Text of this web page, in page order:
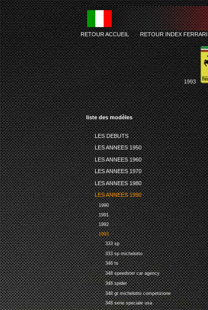
liste des modèles
LES DEBUTS
LES ANNEES 1950
LES ANNEES 1960
LES ANNEES 1970
LES ANNEES 1980
LES ANNEES 1990
1990
1991
1992
1993
333 sp
333 sp michelotto
348 ts
348 speedster car agency
348 spider
348 gt michelotto competizione
348 serie speciale usa
RETOUR ACCUEIL-RETOUR INDEX FERRARI
1993